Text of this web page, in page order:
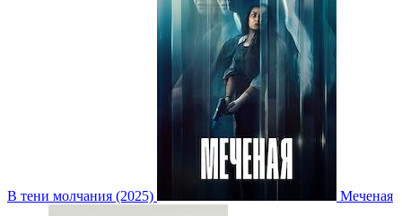
В тени молчания (2025) Меченая